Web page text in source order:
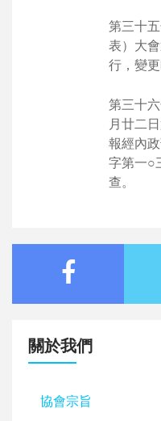
第三十
表）大
行，變更
第三十
月廿二
報經內
字第一○
查。
關於我們
協會宗旨